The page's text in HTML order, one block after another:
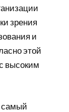
зрения
и
этой
высоким
самый